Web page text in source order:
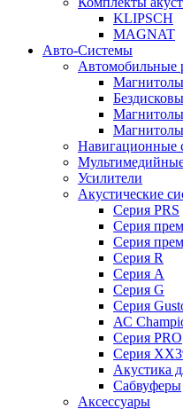
KLIPSCH
MAGNAT
Авто-Системы
Автомобильные
Навигационные
Усилители
Акустические
Cерия PRS
Cерия
Cерия
Cерия R
Cерия A
Cерия G
Cерия
АС
Cерия PRO
Cерия
Акустика
Сабвуферы
Аксессуары